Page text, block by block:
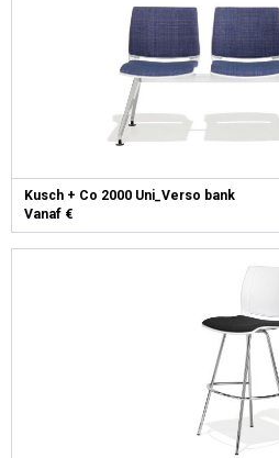
Kusch + Co 2000 Uni_Verso bank
Vanaf €